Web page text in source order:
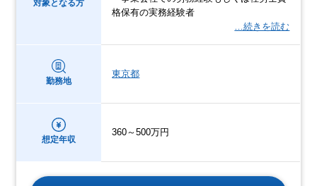
対象となる方
格保有の実務経験者
…続きを読む
勤務地
東京都
想定年収
360～500万円